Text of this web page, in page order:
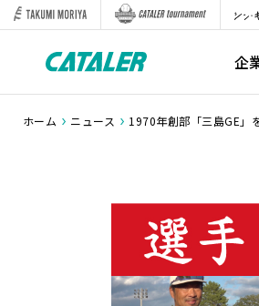
企
ホーム ニュース 1970年創部「三島GE」